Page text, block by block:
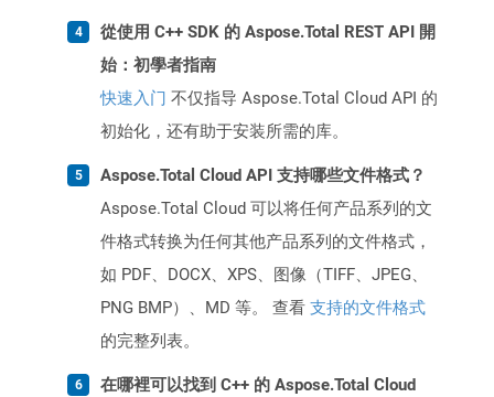
從使用 C++ SDK 的 Aspose.Total REST API 開
始：初學者指南
快速入门 不仅指导 Aspose.Total Cloud API 的
初始化，还有助于安装所需的库。
Aspose.Total Cloud API 支持哪些文件格式？
Aspose.Total Cloud 可以将任何产品系列的文
件格式转换为任何其他产品系列的文件格式，
如 PDF、DOCX、XPS、图像（TIFF、JPEG、
PNG BMP）、MD 等。 查看 支持的文件格式
的完整列表。
在哪裡可以找到 C++ 的 Aspose.Total Cloud